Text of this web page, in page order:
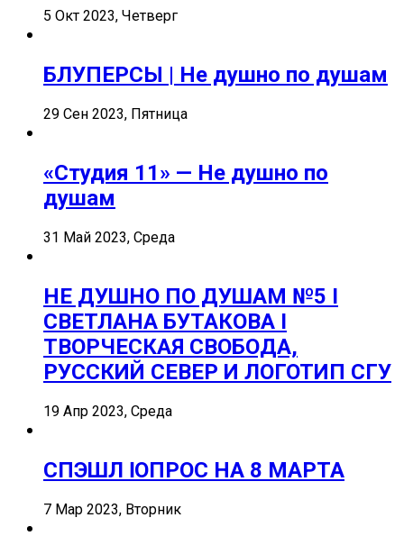
5 Окт 2023, Четверг
БЛУПЕРСЫ | Не душно по душам
29 Сен 2023, Пятница
«Студия 11» — Не душно по
душам
31 Май 2023, Среда
НЕ ДУШНО ПО ДУШАМ №5 I
СВЕТЛАНА БУТАКОВА I
ТВОРЧЕСКАЯ СВОБОДА,
РУССКИЙ СЕВЕР И ЛОГОТИП СГУ
19 Апр 2023, Среда
СПЭШЛ ӏ ОПРОС НА 8 МАРТА
7 Мар 2023, Вторник